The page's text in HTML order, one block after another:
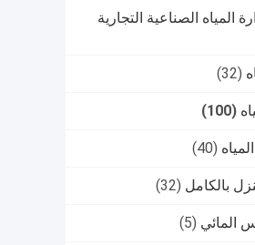
المياه الصناعية التجارية
(32)
(100)
(40)
بالكامل (32)
المائي (5)